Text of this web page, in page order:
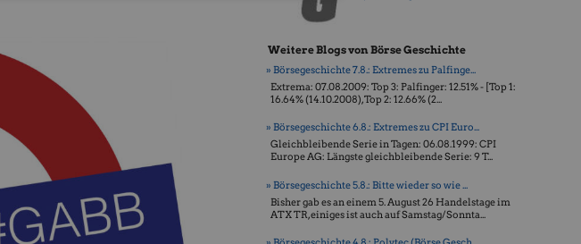
Weitere Blogs von Börse Geschichte
» Börsegeschichte 7.8.: Extremes zu Palfinge...
Extrema: 07.08.2009: Top 3: Palfinger: 12.51% - [Top 1:
16.64% (14.10.2008), Top 2: 12.66% (2...
» Börsegeschichte 6.8.: Extremes zu CPI Euro...
Gleichbleibende Serie in Tagen: 06.08.1999: CPI
Europe AG: Längste gleichbleibende Serie: 9 T...
» Börsegeschichte 5.8.: Bitte wieder so wie ...
Bisher gab es an einem 5. August 26 Handelstage im
ATX TR, einiges ist auch auf Samstag/Sonnta...